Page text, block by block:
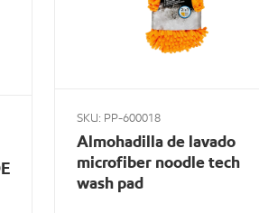
SKU: PP-600018
Almohadilla de lavado
microfiber noodle tech
wash pad